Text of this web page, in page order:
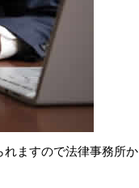
ますので法律事務所か